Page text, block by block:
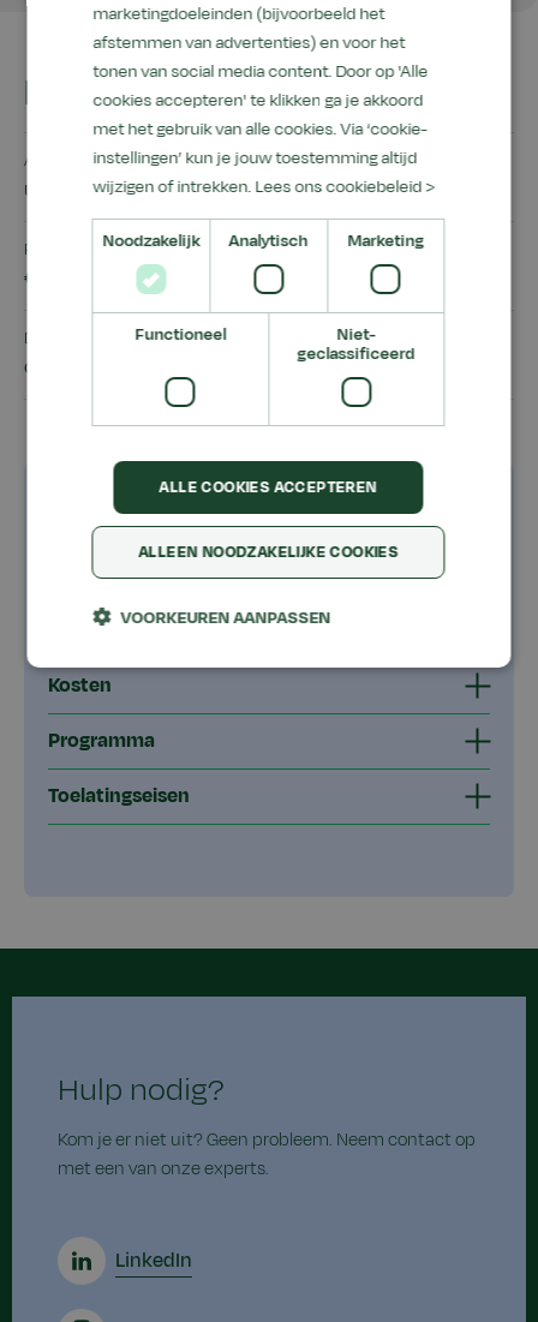
In het kort
Aantal dagen/uur
uur - uur studiebelasting
Prijs
€ 675,00
Deelnemers
cursisten
Goed om te weten
Dit ga je leren
Voor wie?
Kosten
Programma
Toelatingseisen
Hulp nodig?
Kom je er niet uit? Geen probleem. Neem contact op
met een van onze experts.
LinkedIn
marketingdoeleinden (bijvoorbeeld het
afstemmen van advertenties) en voor het
tonen van social media content. Door op 'Alle
cookies accepteren' te klikken ga je akkoord
met het gebruik van alle cookies. Via ‘cookie-
instellingen’ kun je jouw toestemming altijd
wijzigen of intrekken. Lees ons cookiebeleid >
Noodzakelijk Analytisch Marketing
Functioneel
Niet-
geclassificeerd
ALLE COOKIES ACCEPTEREN
ALLEEN NOODZAKELIJKE COOKIES
VOORKEUREN AANPASSEN